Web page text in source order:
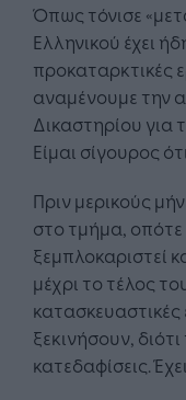
Όπως τόνισε
Ελληνικού έχει
προκαταρκτικές
αναμένουμε την
Δικαστηρίου για
Είμαι σίγουρος
Πριν μερικούς
στο τμήμα, οπότε
ξεμπλοκαριστεί
μέχρι το τέλος
ξεκινήσουν,
κατεδαφίσεις.